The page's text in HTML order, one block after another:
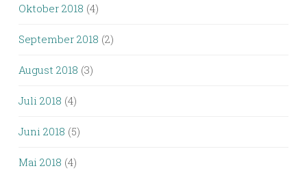
Oktober 2018 (4)
September 2018 (2)
August 2018 (3)
Juli 2018 (4)
Juni 2018 (5)
Mai 2018 (4)